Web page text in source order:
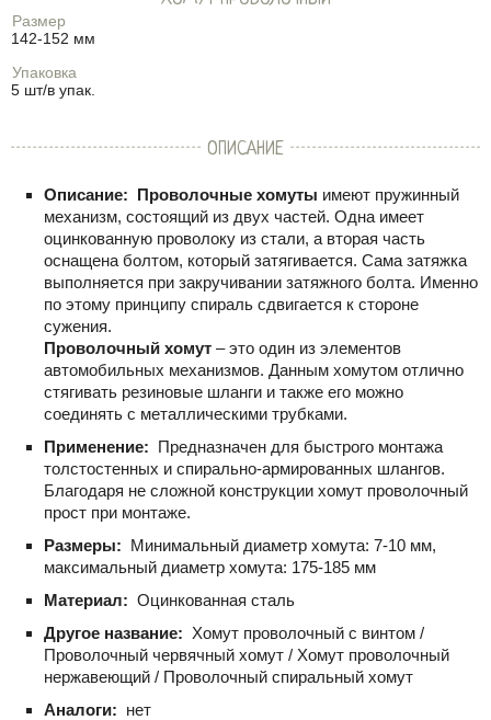
Размер
142-152 мм
Упаковка
5 шт/в упак.
ОПИСАНИЕ
Описание: Проволочные хомуты имеют пружинный
механизм, состоящий из двух частей. Одна имеет
оцинкованную проволоку из стали, а вторая часть
оснащена болтом, который затягивается. Сама затяжка
выполняется при закручивании затяжного болта. Именно
по этому принципу спираль сдвигается к стороне
сужения.
Проволочный хомут – это один из элементов
автомобильных механизмов. Данным хомутом отлично
стягивать резиновые шланги и также его можно
соединять с металлическими трубками.
Применение: Предназначен для быстрого монтажа
толстостенных и спирально-армированных шлангов.
Благодаря не сложной конструкции хомут проволочный
прост при монтаже.
Размеры: Минимальный диаметр хомута: 7-10 мм,
максимальный диаметр хомута: 175-185 мм
Материал: Оцинкованная сталь
Другое название: Хомут проволочный с винтом /
Проволочный червячный хомут / Хомут проволочный
нержавеющий / Проволочный спиральный хомут
Аналоги: нет